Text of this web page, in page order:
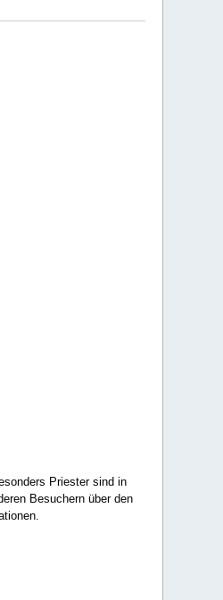
Priester sind in
Besuchern über den